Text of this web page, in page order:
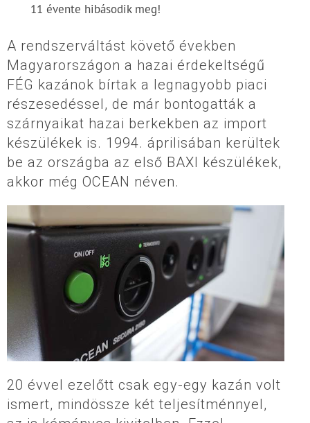
11 évente hibásodik meg!
A rendszerváltást követő években
Magyarországon a hazai érdekeltségű
FÉG kazánok bírtak a legnagyobb piaci
részesedéssel, de már bontogatták a
szárnyaikat hazai berkekben az import
készülékek is. 1994. áprilisában kerültek
be az országba az első BAXI készülékek,
akkor még OCEAN néven.
20 évvel ezelőtt csak egy-egy kazán volt
ismert, mindössze két teljesítménnyel,